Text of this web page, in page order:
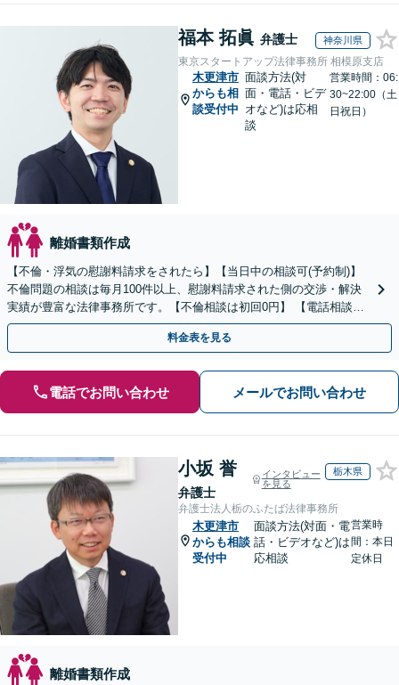
福本 拓眞 弁護士 神奈川県
東京スタートアップ法律事務所 相模原支店
木更津市
からも相
談受付中
面談方法(対
面・電話・ビデ
オなど)は応相
談
営業時間：06:
30~22:00（土
日祝日）
離婚書類作成
【不倫・浮気の慰謝料請求をされたら】【当日中の相談可(予約制)】
不倫問題の相談は毎月100件以上、慰謝料請求された側の交渉・解決
実績が豊富な法律事務所です。【不倫相談は初回0円】 【電話相談で
ご契約まで対応可/来所不要】
料金表を見る
電話でお問い合わせ メールでお問い合わせ
小坂 誉
弁護士
インタビュー
を見る
栃木県
弁護士法人栃のふたば法律事務所
木更津市
からも相談
受付中
面談方法(対面・電
話・ビデオなど)は
応相談
営業時
間：本日
定休日
離婚書類作成